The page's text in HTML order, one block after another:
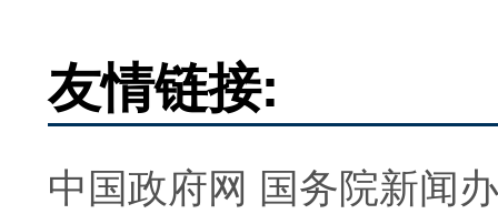
友情链接:
中国政府网 国务院新闻